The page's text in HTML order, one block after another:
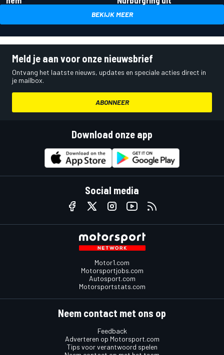
BEKIJK MEER
Meld je aan voor onze nieuwsbrief
Ontvang het laatste nieuws, updates en speciale acties direct in
je mailbox.
ABONNEER
Download onze app
Social media
Motor1.com
Motorsportjobs.com
Autosport.com
Motorsportstats.com
Neem contact met ons op
Feedback
Adverteren op Motorsport.com
Tips voor verantwoord spelen